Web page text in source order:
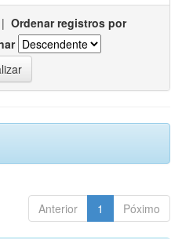
| Ordenar registros por
Anterior 1 Póximo